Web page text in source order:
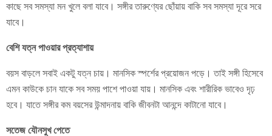
কাছে সব সমস্যা মন খুলে বলা যাবে। সঙ্গীর তারুণ্যের ছোঁয়ায় বাকি সব সমস্যা দূরে সরে
যাবে।
বেশি যত্ন পাওয়ার প্রত্যাশায়
বয়স বাড়লে সবাই একটু যত্ন চায়। মানসিক স্পর্শের প্রয়োজন পড়ে। তাই সঙ্গী হিসেবে
এমন কাউকে চান যাকে সব সময় পাশে পাওয়া যায়। মানসিক এবং শারীরিক ভাবেও দৃঢ়
হবে। যাতে সঙ্গীর কম বয়সের উন্মাদনায় বাকি জীবনটা আনন্দে কাটানো যাবে।
সতেজ যৌনসুখ পেতে